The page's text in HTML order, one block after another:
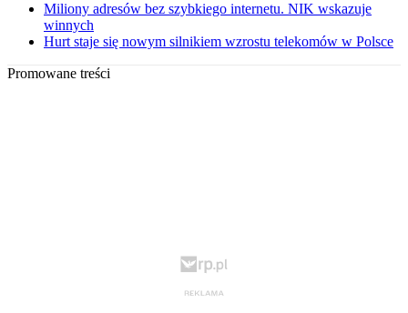
Miliony adresów bez szybkiego internetu. NIK wskazuje
winnych
Hurt staje się nowym silnikiem wzrostu telekomów w Polsce
Promowane treści